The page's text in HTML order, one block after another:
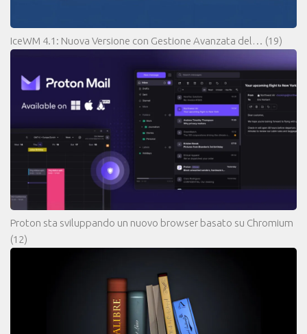
IceWM 4.1: Nuova Versione con Gestione Avanzata del… (19)
Proton sta sviluppando un nuovo browser basato su Chromium
(12)